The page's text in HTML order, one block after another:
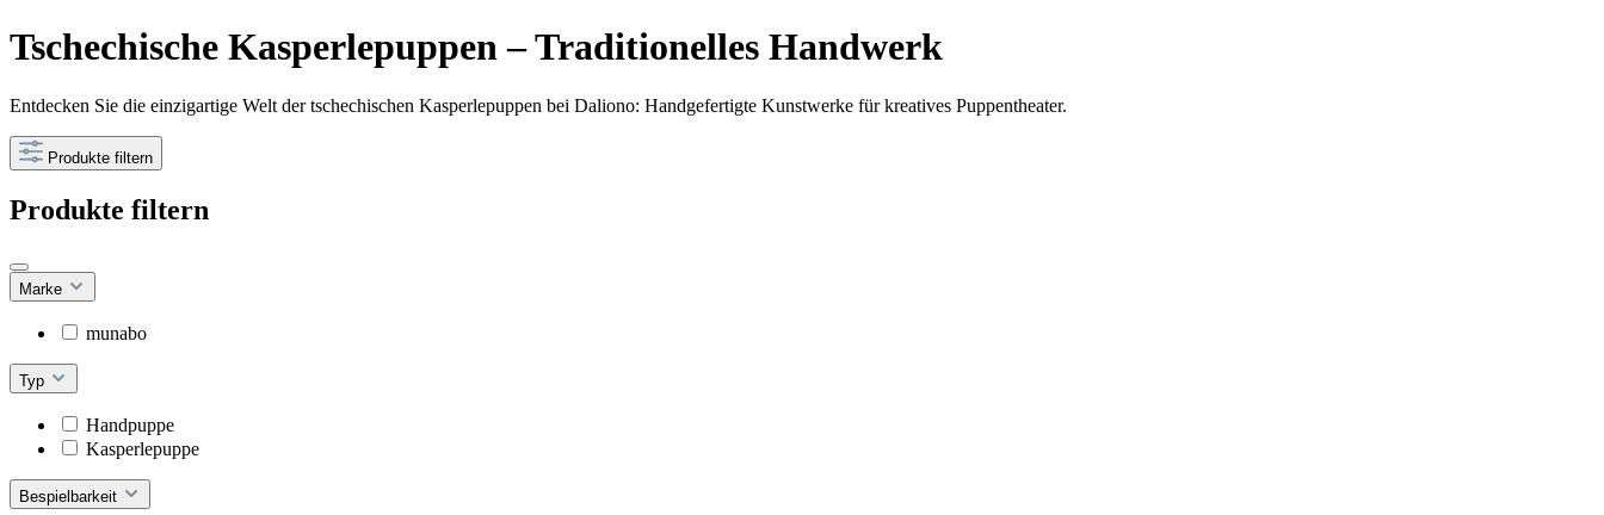
Tschechische Kasperlepuppen – Traditionelles Handwerk
Entdecken Sie die einzigartige Welt der tschechischen Kasperlepuppen bei Daliono: Handgefertigte Kunstwerke für kreatives Puppentheater.
Produkte filtern
Produkte filtern
Marke
munabo
Typ
Handpuppe
Kasperlepuppe
Bespielbarkeit